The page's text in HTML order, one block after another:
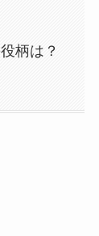
柄は？